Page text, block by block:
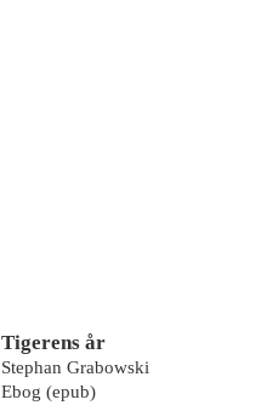
Tigerens år
Stephan Grabowski
Ebog (epub)